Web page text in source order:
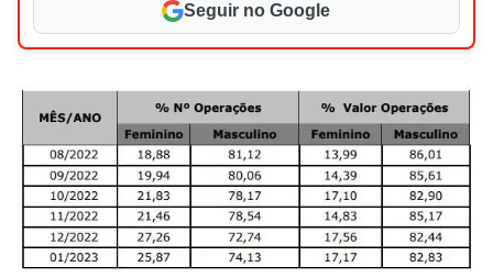
Seguir no Google